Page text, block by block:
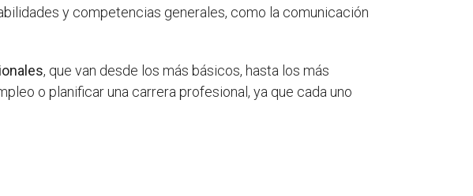
y competencias generales, como la comunicación
, que van desde los más básicos, hasta los más
o planificar una carrera profesional, ya que cada uno